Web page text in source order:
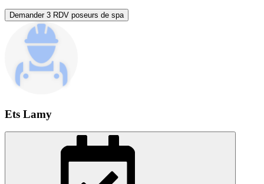
Demander 3 RDV poseurs de spa
Ets Lamy